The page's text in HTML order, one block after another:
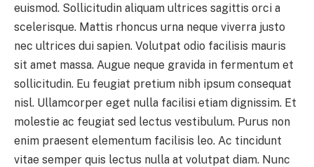
euismod. Sollicitudin aliquam ultrices sagittis orci a
scelerisque. Mattis rhoncus urna neque viverra justo
nec ultrices dui sapien. Volutpat odio facilisis mauris
sit amet massa. Augue neque gravida in fermentum et
sollicitudin. Eu feugiat pretium nibh ipsum consequat
nisl. Ullamcorper eget nulla facilisi etiam dignissim. Et
molestie ac feugiat sed lectus vestibulum. Purus non
enim praesent elementum facilisis leo. Ac tincidunt
vitae semper quis lectus nulla at volutpat diam. Nunc